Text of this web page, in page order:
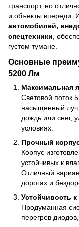
транспорт, но
и объекты впереди.
автомобилей,
спецтехники ,
густом тумане.
Основные
5200 Лм
Максимальная
Световой поток
насыщенный луч,
дождь или снег,
условиях.
Прочный
Корпус
устойчивых к
Отличный
дорогах и
Устойчивость к
Продуманная
перегрев